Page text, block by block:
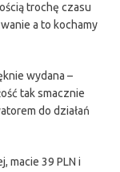
trochę czasu
a to kochamy
wydana –
tak smacznie
do działań
macie 39 PLN i